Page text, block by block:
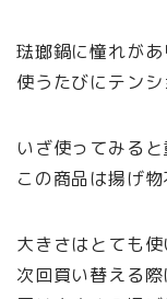
琺瑯鍋に憧れがあ
使うたびにテン
いざ使ってみると
この商品は揚げ
大きさはとても使
次回買い替える際